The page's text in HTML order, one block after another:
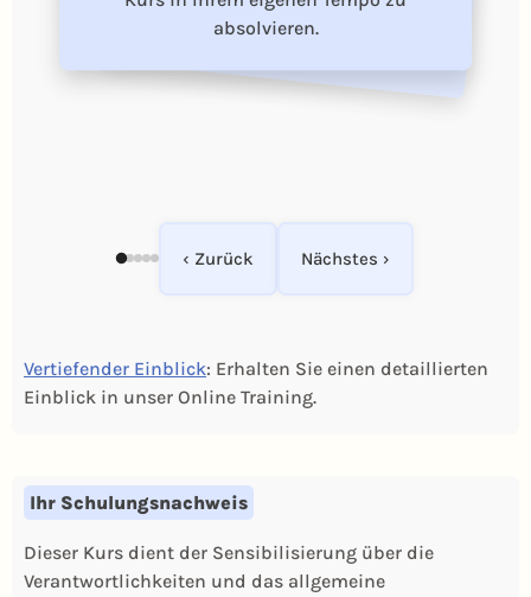
absolvieren.
präsentiert.
verständlich gemacht.
‹ Zurück Nächstes ›
Vertiefender Einblick: Erhalten Sie einen detaillierten
Einblick in unser Online Training.
Ihr Schulungsnachweis
Dieser Kurs dient der Sensibilisierung über die
Verantwortlichkeiten und das allgemeine